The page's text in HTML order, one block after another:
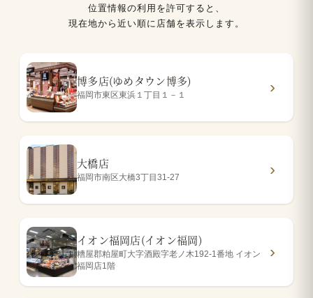
位置情報の利用を許可すると、
現在地から近い順に店舗を表示します。
博多店(ゆめタウン博多)
福岡市東区東浜１丁目１－１
大橋店
福岡市南区大橋3丁目31-27
イオン福岡店(イオン福岡)
糟屋郡粕屋町大字酒殿字老ノ木192-1番地 イオン
福岡店1階